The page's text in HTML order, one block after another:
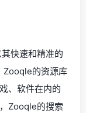
快速和精准的
Zooqle的资源库
、软件在内的
Zooqle的搜索